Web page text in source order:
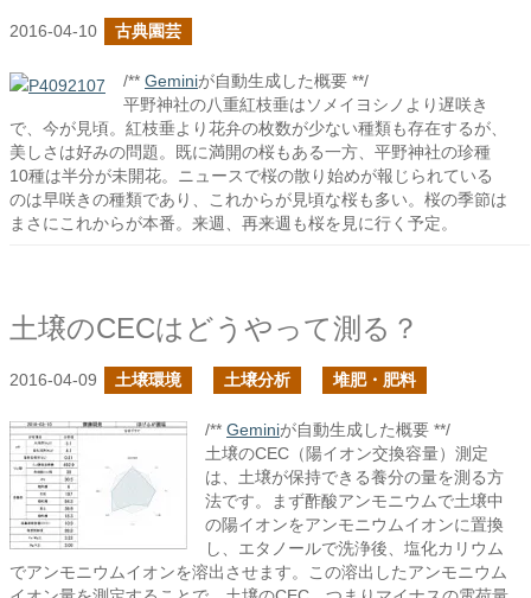
2016-04-10 古典園芸
/** Geminiが自動生成した概要 **/
平野神社の八重紅枝垂はソメイヨシノより遅咲き
で、今が見頃。紅枝垂より花弁の枚数が少ない種類も存在するが、
美しさは好みの問題。既に満開の桜もある一方、平野神社の珍種
10種は半分が未開花。ニュースで桜の散り始めが報じられている
のは早咲きの種類であり、これからが見頃な桜も多い。桜の季節は
まさにこれからが本番。来週、再来週も桜を見に行く予定。
土壌のCECはどうやって測る？
2016-04-09 土壌環境 土壌分析 堆肥・肥料
/** Geminiが自動生成した概要 **/
土壌のCEC（陽イオン交換容量）測定
は、土壌が保持できる養分の量を測る方
法です。まず酢酸アンモニウムで土壌中
の陽イオンをアンモニウムイオンに置換
し、エタノールで洗浄後、塩化カリウム
でアンモニウムイオンを溶出させます。この溶出したアンモニウム